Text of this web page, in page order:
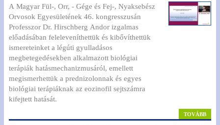
A Magyar Fül-, Orr, - Gége és Fej-, Nyaksebész
Orvosok Egyesületének 46. kongresszusán
Professzor Dr. Hirschberg Andor izgalmas
előadásában feleleveníthettük és kibővíthettük
ismereteinket a légúti gyulladásos
megbetegedésekben alkalmazott biológiai
terápiák hatásmechanizmusáról, emellett
megismerhettük a prednizolonnak és egyes
biológiai terápiáknak az eozinofil sejtszámra
kifejtett hatását.
TOVÁBB